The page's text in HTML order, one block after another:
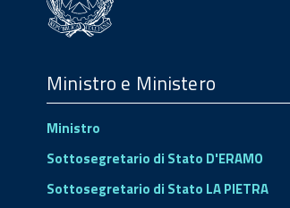
Menu
Footer
Ministro e Ministero
Ministro
Sottosegretario di Stato D'ERAMO
Sottosegretario di Stato LA PIETRA